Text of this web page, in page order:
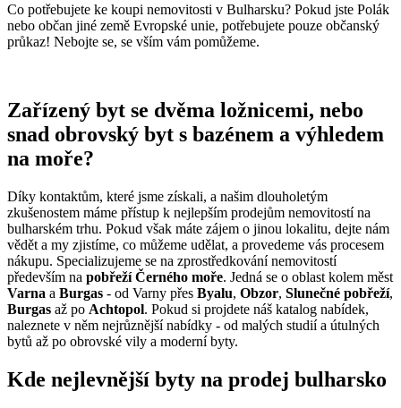
Co potřebujete ke koupi nemovitosti v Bulharsku? Pokud jste Polák
nebo občan jiné země Evropské unie, potřebujete pouze občanský
průkaz! Nebojte se, se vším vám pomůžeme.
Zařízený byt se dvěma ložnicemi, nebo
snad obrovský byt s bazénem a výhledem
na moře?
Díky kontaktům, které jsme získali, a našim dlouholetým
zkušenostem máme přístup k nejlepším prodejům nemovitostí na
bulharském trhu. Pokud však máte zájem o jinou lokalitu, dejte nám
vědět a my zjistíme, co můžeme udělat, a provedeme vás procesem
nákupu. Specializujeme se na zprostředkování nemovitostí
především na pobřeží Černého moře. Jedná se o oblast kolem měst
Varna a Burgas - od Varny přes Byalu, Obzor, Slunečné pobřeží,
Burgas až po Achtopol. Pokud si projdete náš katalog nabídek,
naleznete v něm nejrůznější nabídky - od malých studií a útulných
bytů až po obrovské vily a moderní byty.
Kde nejlevnější byty na prodej bulharsko